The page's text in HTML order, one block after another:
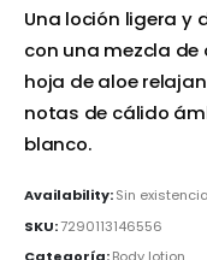
Una loción ligera y
con una mezcla
hoja de aloe
notas de cálido
blanco.
Availability:Sin
SKU:7290113146556